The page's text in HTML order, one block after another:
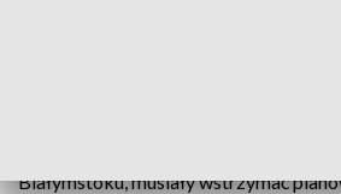
Białymstoku, musiały wstrzymać